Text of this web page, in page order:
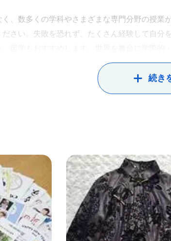
、数多くの学科やさまざまな専門分野の授
さい。失敗を恐れず、たくさん経験して自
言語・複文化の国際環境で、異文化を深く理
続き